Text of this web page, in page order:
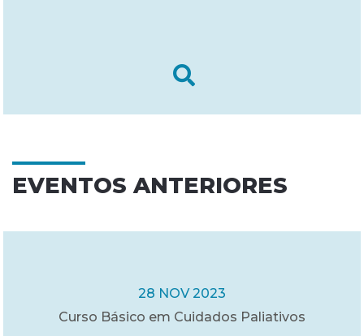
EVENTOS ANTERIORES
28 NOV 2023
Curso Básico em Cuidados Paliativos